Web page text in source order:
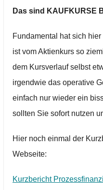
Das sind KAUFKURSE
Fundamental hat sich
ist vom Aktienkurs so
dem Kursverlauf selbst
irgendwie das operative
einfach nur wieder ein
sollten Sie sofort nutzen
Hier noch einmal der
Webseite:
Kurzbericht